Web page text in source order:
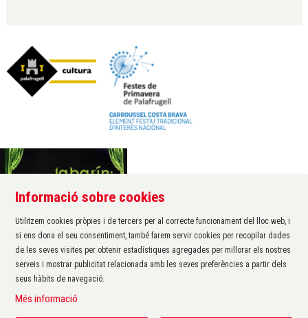
Àrea de cultura de l'Ajuntament de Palafrugell
Carrer Santa Margarida, 1
17200 Palafrugell
972 611 172 ·
cultura@palafrugell.cat
Sitemap | Avís Legal
Informació sobre cookies
Utilitzem cookies pròpies i de tercers per al correcte funcionament del lloc web, i
si ens dona el seu consentiment, també farem servir cookies per recopilar dades
de les seves visites per obtenir estadístiques agregades per millorar els nostres
serveis i mostrar publicitat relacionada amb les seves preferències a partir dels
seus hàbits de navegació.
Més informació